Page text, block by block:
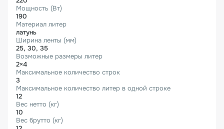
Мощность (Вт)
190
Материал литер
латунь
Ширина ленты (мм)
25, 30, 35
Возможные размеры литер
2×4
Максимальное количество строк
3
Максимальное количество литер в одной строке
12
Вес нетто (кг)
10
Вес брутто (кг)